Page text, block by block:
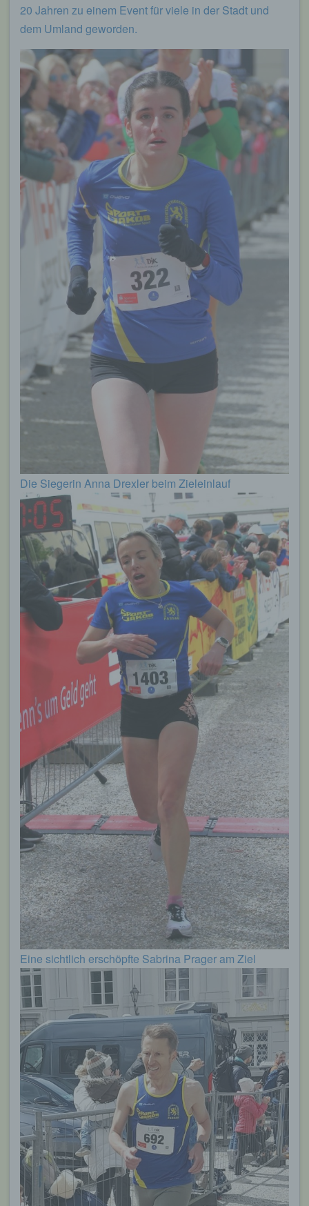
20 Jahren zu einem Event für viele in der Stadt und
dem Umland geworden.
Die Siegerin Anna Drexler beim Zieleinlauf
Eine sichtlich erschöpfte Sabrina Prager am Ziel